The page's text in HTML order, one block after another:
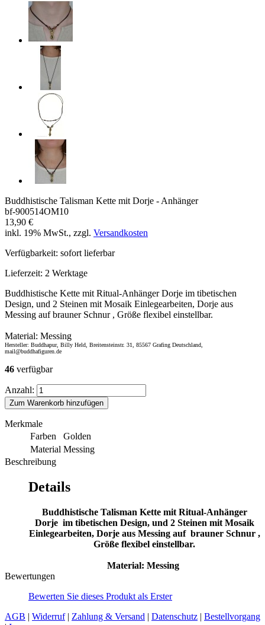
Buddhistische Talisman Kette mit Dorje - Anhänger
bf-900514OM10
13,90 €
inkl. 19% MwSt., zzgl. Versandkosten
Verfügbarkeit: sofort lieferbar
Lieferzeit: 2 Werktage
Buddhistische Kette mit Ritual-Anhänger Dorje im tibetischen
Design, und 2 Steinen mit Mosaik Einlegearbeiten, Dorje aus
Messing auf brauner Schnur , Größe flexibel einstellbar.
Material: Messing
Hersteller: Buddhapur, Billy Held, Breitensteinstr. 31, 85567 Grafing Deutschland,
mail@buddhafiguren.de
46 verfügbar
Anzahl:
Zum Warenkorb hinzufügen
Merkmale
Farben
Golden
Material Messing
Beschreibung
Details
Buddhistische Talisman Kette mit Ritual-Anhänger
Dorje im tibetischen Design, und 2 Steinen mit Mosaik
Einlegearbeiten, Dorje aus Messing auf brauner Schnur ,
Größe flexibel einstellbar.
Material: Messing
Bewertungen
Bewerten Sie dieses Produkt als Erster
AGB | Widerruf| Zahlung & Versand | Datenschutz | Bestellvorgang